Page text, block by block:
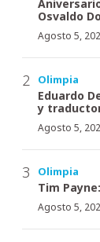
Osvaldo
Agosto 5,
Olimpia
Eduardo
y
Agosto 5,
Olimpia
Tim
Agosto 5,